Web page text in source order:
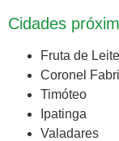
Cidades
Fruta de Leite
Coronel
Timóteo
Ipatinga
Valadares